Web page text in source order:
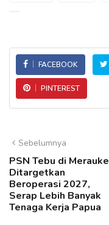
FACEBOOK
PINTEREST
Sebelumnya
PSN Tebu di Merauke
Ditargetkan
Beroperasi 2027,
Serap Lebih Banyak
Tenaga Kerja Papua